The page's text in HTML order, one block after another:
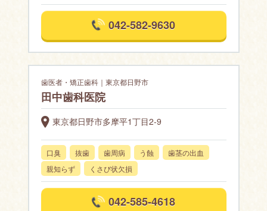
042-582-9630
歯医者・矯正歯科｜東京都日野市
田中歯科医院
東京都日野市多摩平1丁目2-9
口臭 抜歯 歯周病 う蝕
歯茎の出血
親知らず
くさび状欠損
042-585-4618